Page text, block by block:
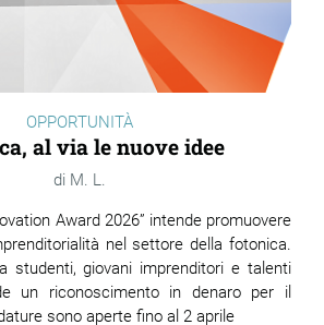
OPPORTUNITÀ
al via le nuove idee
M. L.
Award 2026” intende promuovere
nel settore della fotonica.
a studenti, giovani imprenditori e talenti
un riconoscimento in denaro per il
sono aperte fino al 2 aprile